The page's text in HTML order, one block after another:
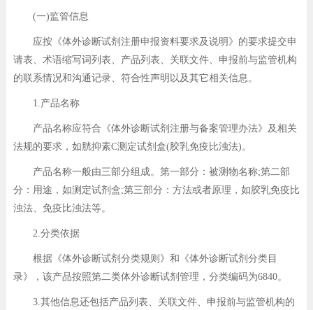
(一)监管信息
应按《体外诊断试剂注册申报资料要求及说明》的要求提交申
请表、术语缩写词列表、产品列表、关联文件、申报前与监管机构
的联系情况和沟通记录、符合性声明以及其它相关信息。
1.产品名称
产品名称应符合《体外诊断试剂注册与备案管理办法》及相关
法规的要求，如胱抑素C测定试剂盒(胶乳免疫比浊法)。
产品名称一般由三部分组成。第一部分：被测物名称;第二部
分：用途，如测定试剂盒;第三部分：方法或者原理，如胶乳免疫比
浊法、免疫比浊法等。
2.分类依据
根据《体外诊断试剂分类规则》和《体外诊断试剂分类目
录》，该产品按照第二类体外诊断试剂管理，分类编码为6840。
3.其他信息还包括产品列表、关联文件、申报前与监管机构的